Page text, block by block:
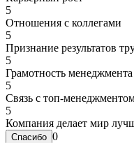
5
Отношения с коллегами
5
Признание результатов
5
Грамотность менеджмента
5
Связь с топ-
5
Компания делает мир
0